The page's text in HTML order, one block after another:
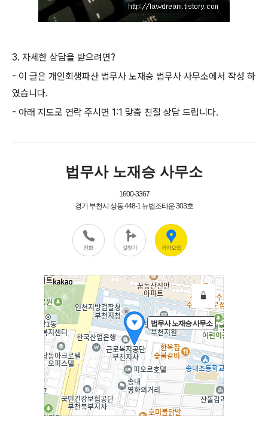
3. 자세한 상담을 받으려면?
- 이 글은 개인회생파산 법무사 노재승 법무사 사무소에서 작성 하
였습니다.
- 아래 지도로 연락 주시면 1:1 맞춤 친절 상담 드립니다.